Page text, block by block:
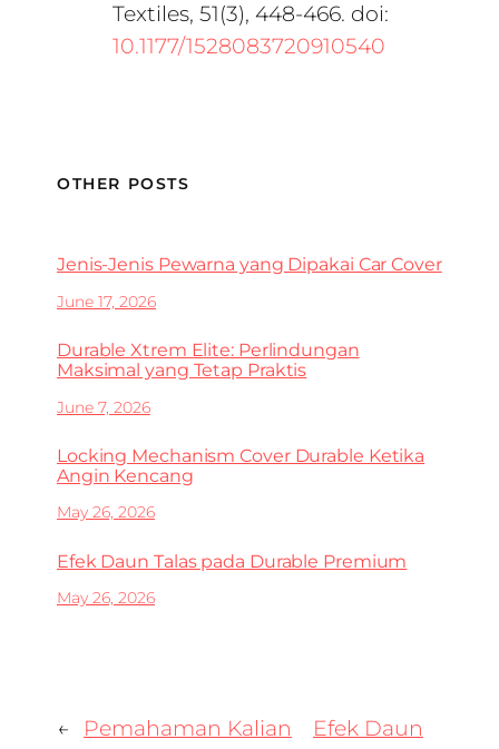
Textiles, 51(3), 448-466. doi:
10.1177/1528083720910540
OTHER POSTS
Jenis-Jenis Pewarna yang Dipakai Car Cover
June 17, 2026
Durable Xtrem Elite: Perlindungan
Maksimal yang Tetap Praktis
June 7, 2026
Locking Mechanism Cover Durable Ketika
Angin Kencang
May 26, 2026
Efek Daun Talas pada Durable Premium
May 26, 2026
←
Pemahaman Kalian
Efek Daun